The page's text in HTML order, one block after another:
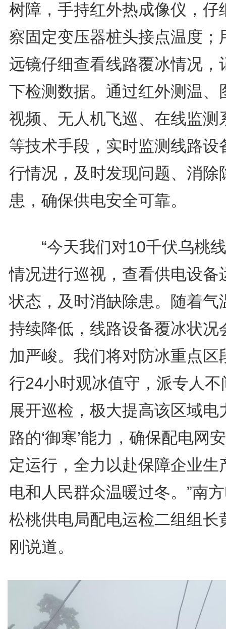
树障，手持红外热成像仪，仔
察固定变压器桩头接点温度；
远镜仔细查看线路覆冰情况，
下检测数据。通过红外测温、
视频、无人机飞巡、在线监测
等技术手段，实时监测线路设
行情况，及时发现问题、消除
患，确保供电安全可靠。
“今天我们对10千伏乌桃
情况进行巡视，查看供电设备
状态，及时消缺除患。随着气
持续降低，线路设备覆冰状况
加严峻。我们将对防冰重点区
行24小时观冰值守，派专人不
展开巡检，极大提高该区域电
路的‘御寒’能力，确保配电网
定运行，全力以赴保障企业生
电和人民群众温暖过冬。”南
松桃供电局配电运检二组组长
刚说道。